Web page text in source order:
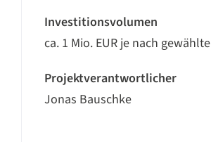
Investitionsvolumen
ca. 1 Mio. EUR je nach
Projektverantwortlicher
Jonas Bauschke